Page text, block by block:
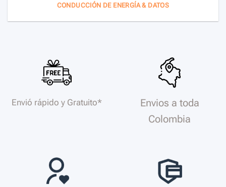
CONDUCCIÓN DE ENERGÍA & DATOS
Envió rápido y Gratuito*
Envios a toda
Colombia